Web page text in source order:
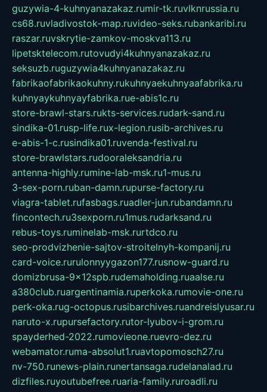
guzywia-4-kuhnyanazakaz.rumir-tk.ruvlknrussia.ru
cs68.ruvladivostok-map.ruvideo-seks.rubankaribi.ru
raszar.ruvskrytie-zamkov-moskva113.ru
lipetsktelecom.rutovudyi4kuhnyanazakaz.ru
seksuzb.ruguzywia4kuhnyanazakaz.ru
fabrikaofabrikaokuhny.rukuhnyaekuhnyaafabrika.ru
kuhnyaykuhnyayfabrika.rue-abis1c.ru
store-brawl-stars.rukts-services.rudark-sand.ru
sindika-01.rusp-life.rux-legion.rusib-archives.ru
e-abis-1-c.rusindika01.ruvenda-festival.ru
store-brawlstars.rudooraleksandria.ru
antenna-highly.rumine-lab-msk.ru1-mus.ru
3-sex-porn.ruban-damn.rupurse-factory.ru
viagra-tablet.rufasbags.ruadler-jun.rubandamn.ru
fincontech.ru3sexporn.ru1mus.rudarksand.ru
rebus-toys.ruminelab-msk.rurtdco.ru
seo-prodvizhenie-sajtov-stroitelnyh-kompanij.ru
card-voice.rurulonnyygazon177.rusnow-guard.ru
domizbrusa-9x12spb.rudemaholding.ruaalse.ru
a380club.ruargentinamia.ruperkoka.rumovie-one.ru
perk-oka.rug-octopus.rusibarchives.ruandreislyusar.ru
naruto-x.rupursefactory.rutor-lyubov-i-grom.ru
spayderhed-2022.rumovieone.ruevro-dez.ru
webamator.ruma-absolut1.ruavtopomosch27.ru
nv-750.runews-plain.runertansaga.rudelanalad.ru
dizfiles.ruyoutubefree.ruaria-family.ruroadli.ru